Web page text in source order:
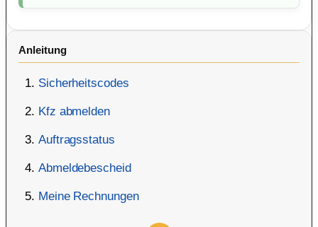
Anleitung
Sicherheitscodes
Kfz abmelden
Auftragsstatus
Abmeldebescheid
Meine Rechnungen